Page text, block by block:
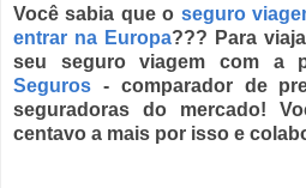
Você sabia que o seguro
entrar na Europa??? Para
seu seguro viagem com a
Seguros - comparador de
seguradoras do mercado!
centavo a mais por isso e